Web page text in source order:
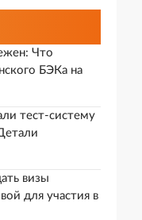
Что
БЭКа на
тест-систему
визы
для участия в